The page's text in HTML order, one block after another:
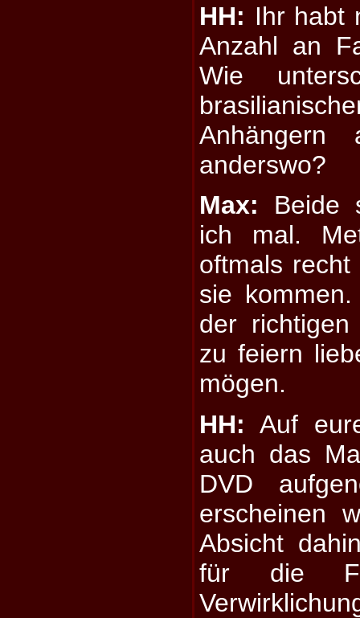
HH: Ihr habt
Anzahl an
Wie
Anhängern
anderswo?
Max: Beide
ich mal.
oftmals
sie
der
zu feiern
mögen.
HH: Auf
auch das
DVD
erscheinen
Absicht
für die